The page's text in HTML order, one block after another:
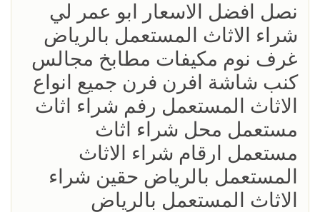
نصل افضل الاسعار ابو عمر لي
شراء الاثاث المستعمل بالرياض
غرف نوم مكيفات مطابخ مجالس
كنب شاشة افرن فرن جميع انواع
الاثاث المستعمل رفم شراء اثاث
مستعمل محل شراء اثاث
مستعمل ارقام شراء الاثاث
المستعمل بالرياض حقين شراء
الاثاث المستعمل بالرياض